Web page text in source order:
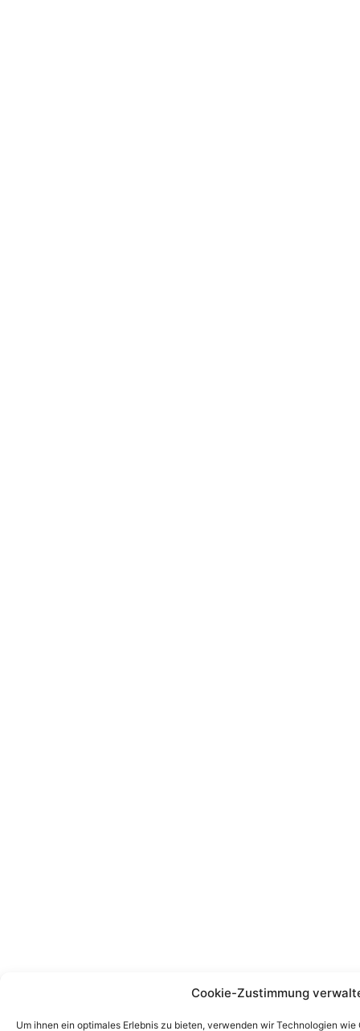
Cookie-Zustimmung
Um ihnen ein optimales Erlebnis zu bieten, verwenden wir Technologien